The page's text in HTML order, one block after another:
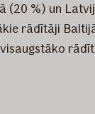
%) un
rādītāji